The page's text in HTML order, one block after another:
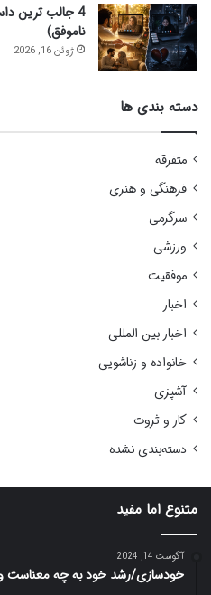
4 جالب ترین
ناموفق)
ژوئن 16, 2026
دسته بندی ها
متفرقه
فرهنگی و هنری
سرگرمی
ورزشی
موفقیت
اخبار
اخبار بین المللی
خانواده و زناشویی
آشپزی
کار و ثروت
دسته‌بندی نشده
متنوع اما مفید
آگوست 14, 2024
خودسازی/رشد خود به چه معناست